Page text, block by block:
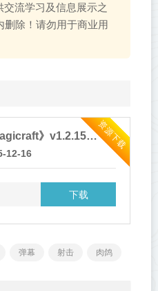
流学习及信息展示之
删除！请勿用于商业用
资源下载
《魔法工艺 Magicraft》v1.2.15-送修改器
12-16
下载
弹幕 射击 肉鸽